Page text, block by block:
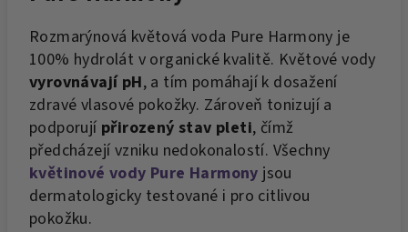
Rozmarýnová květová voda Pure Harmony je
100% hydrolát v organické kvalitě. Květové vody
vyrovnávají pH, a tím pomáhají k dosažení
zdravé vlasové pokožky. Zároveň tonizují a
podporují přirozený stav pleti, čímž
předcházejí vzniku nedokonalostí. Všechny
květinové vody Pure Harmony jsou
dermatologicky testované i pro citlivou
pokožku.